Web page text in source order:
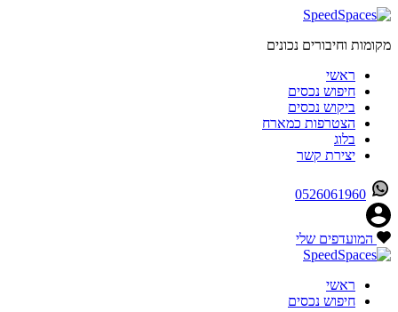
מקומות וחיבורים נכונים
ראשי
חיפוש נכסים
ביקוש נכסים
הצטרפות כמארח
בלוג
יצירת קשר
0526061960
המועדפים שלי
ראשי
חיפוש נכסים